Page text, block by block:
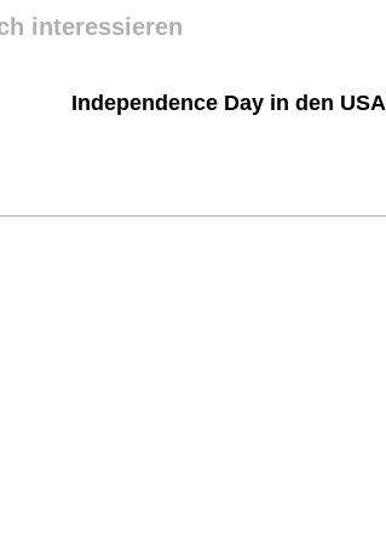
interessieren
Independence Day in den USA